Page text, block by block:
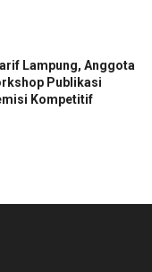
Lampung, Anggota
Publikasi
Kompetitif